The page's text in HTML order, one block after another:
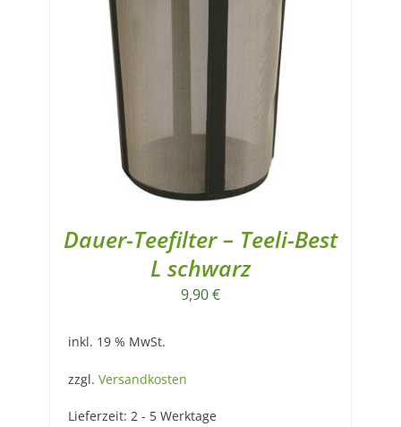
Dauer-Teefilter – Teeli-Best
L schwarz
9,90€
inkl. 19 % MwSt.
zzgl. Versandkosten
Lieferzeit: 2 - 5 Werktage